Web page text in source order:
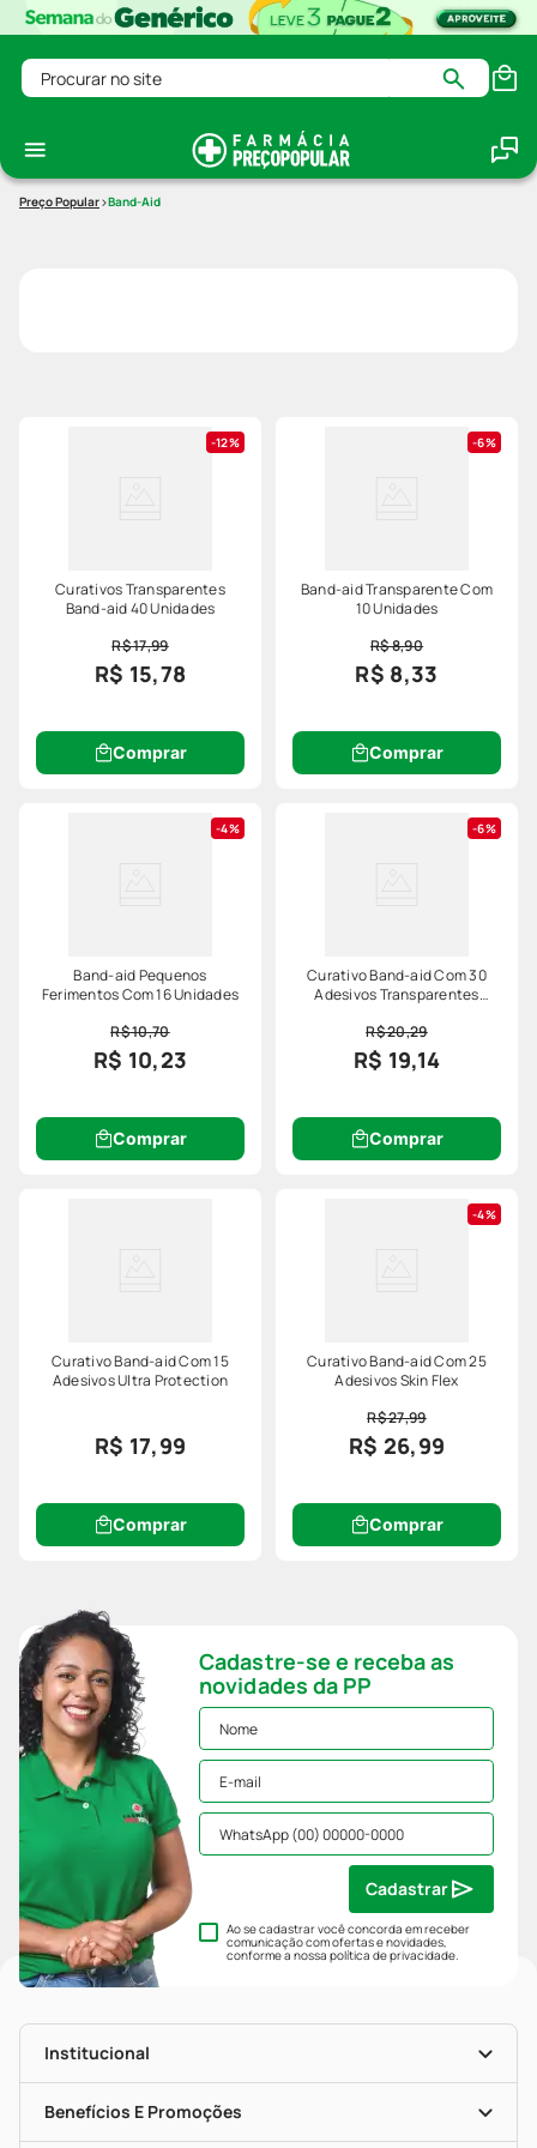
Procurar no site
Band-Aid
12%
Curativos Transparentes
Band-aid 40 Unidades
R$ 17,99
R$ 15,78
Comprar
6%
Band-aid Transparente Com
10 Unidades
R$ 8,90
R$ 8,33
Comprar
4%
Band-aid Pequenos
Ferimentos Com 16 Unidades
R$ 10,70
R$ 10,23
Comprar
6%
Curativo Band-aid Com 30
Adesivos Transparentes
R$ 20,29
R$ 19,14
Comprar
Curativo Band-aid Com 15
Adesivos Ultra Protection
R$ 17,99
Comprar
4%
Curativo Band-aid Com 25
Adesivos Skin Flex
R$ 27,99
R$ 26,99
Comprar
Cadastre-se e receba as
novidades da PP
Ao se cadastrar você concorda em receber
comunicação com ofertas e novidades,
conforme a nossapolítica de privacidade.
Cadastrar
Institucional
Nossas Lojas
Benefícios E Promoções